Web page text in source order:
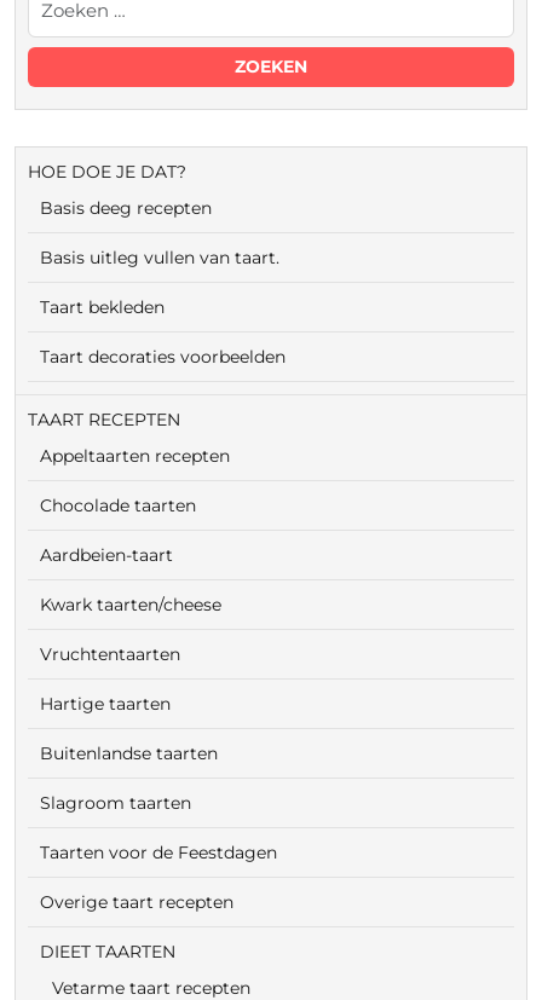
HOE DOE JE DAT?
Basis deeg recepten
Basis uitleg vullen van taart.
Taart bekleden
Taart decoraties voorbeelden
TAART RECEPTEN
Appeltaarten recepten
Chocolade taarten
Aardbeien-taart
Kwark taarten/cheese
Vruchtentaarten
Hartige taarten
Buitenlandse taarten
Slagroom taarten
Taarten voor de Feestdagen
Overige taart recepten
DIEET TAARTEN
Vetarme taart recepten